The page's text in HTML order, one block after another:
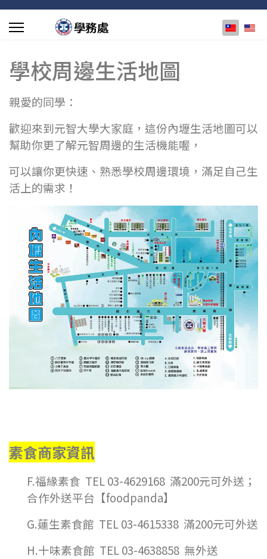
選擇你的
學校周邊生活地圖
親愛的同學：
歡迎來到元智大學大家庭，這份內壢生活地圖可以
幫助你更了解元智周邊的生活機能喔，
可以讓你更快速、熟悉學校周邊環境，滿足自己生
活上的需求！
素食商家資訊
F.福緣素食 TEL 03-4629168 滿200元可外送；
合作外送平台【foodpanda】
G.蓮生素食館 TEL 03-4615338 滿200元可外送
H.十味素食館 TEL 03-4638858 無外送